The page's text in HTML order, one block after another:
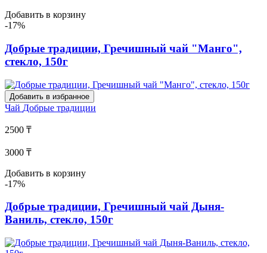
Добавить в корзину
-17%
Добрые традиции, Гречишный чай "Манго",
стекло, 150г
Добавить в избранное
Чай Добрые традиции
2500 ₸
3000 ₸
Добавить в корзину
-17%
Добрые традиции, Гречишный чай Дыня-
Ваниль, стекло, 150г